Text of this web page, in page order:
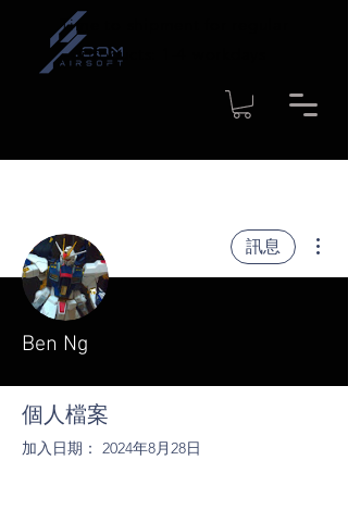
Time to shipment for regular
products: 1-4 workdays
訊息
Ben Ng
個人檔案
加入日期： 2024年8月28日